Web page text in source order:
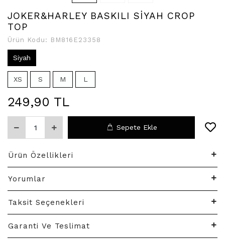
JOKER&HARLEY BASKILI SİYAH CROP
TOP
Ürün Kodu: BM816E23358
Siyah
XS S M L
249,90 TL
Sepete Ekle
Ürün Özellikleri
Yorumlar
Taksit Seçenekleri
Garanti Ve Teslimat